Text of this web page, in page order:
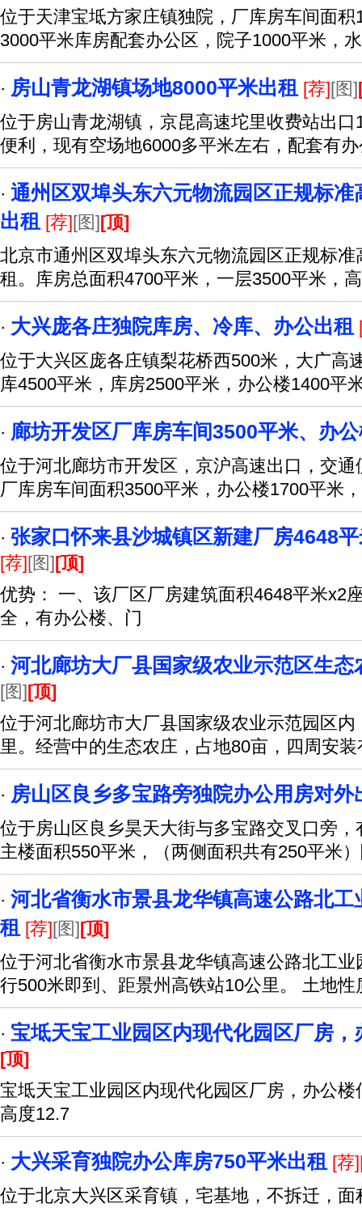
位于天津宝坻方家庄镇独院，厂库房车间面
3000平米库房配套办公区，院子1000平米，
· 房山青龙湖镇场地8000平米出租 [荐][图]
位于房山青龙湖镇，京昆高速坨里收费站出
便利，现有空场地6000多平米左右，配套有
· 通州区双埠头东六元物流园区正规标
出租 [荐][图][顶]
北京市通州区双埠头东六元物流园区正规标
租。库房总面积4700平米，一层3500平米，
· 大兴庞各庄独院库房、冷库、办公出租
位于大兴区庞各庄镇梨花桥西500米，大广高
库4500平米，库房2500平米，办公楼1400平
· 廊坊开发区厂库房车间3500平米、办
位于河北廊坊市开发区，京沪高速出口，交
厂库房车间面积3500平米，办公楼1700平米
· 张家口怀来县沙城镇区新建厂房4648
[荐][图][顶]
优势： 一、该厂区厂房建筑面积4648平米x2
全，有办公楼、门
· 河北廊坊大厂县国家级农业示范区生
[图][顶]
位于河北廊坊市大厂县国家级农业示范园区
里。经营中的生态农庄，占地80亩，四周安
· 房山区良乡多宝路旁独院办公用房对外
位于房山区良乡昊天大街与多宝路交叉口旁
主楼面积550平米，（两侧面积共有250平米
· 河北省衡水市景县龙华镇高速公路北
租 [荐][图][顶]
位于河北省衡水市景县龙华镇高速公路北工
行500米即到、距景州高铁站10公里。 土地性
· 宝坻天宝工业园区内现代化园区厂房，
[顶]
宝坻天宝工业园区内现代化园区厂房，办公
高度12.7
· 大兴采育独院办公库房750平米出租 [荐]
位于北京大兴区采育镇，宅基地，不拆迁，